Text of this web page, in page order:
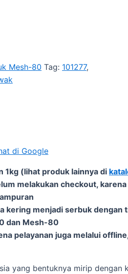
Mesh-80 Tag: 101277,
di Google
1kg (lihat produk lainnya di
melakukan checkout,
kering menjadi serbuk dengan
dan Mesh-80
pelayanan juga melalui
yang bentuknya mirip